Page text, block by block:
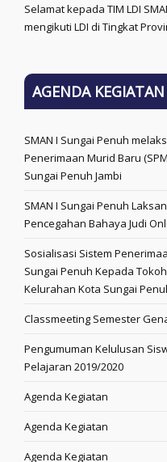
Selamat kepada TIM LDI
mengikuti LDI di Tingkat
AGENDA KEGIATAN
SMAN I Sungai Penuh
Penerimaan Murid Baru
Sungai Penuh Jambi
SMAN I Sungai Penuh
Pencegahan Bahaya Judi
Sosialisasi Sistem
Sungai Penuh Kepada
Kelurahan Kota Sungai
Classmeeting Semester
Pengumuman Kelulusan
Pelajaran 2019/2020
Agenda Kegiatan
Agenda Kegiatan
Agenda Kegiatan